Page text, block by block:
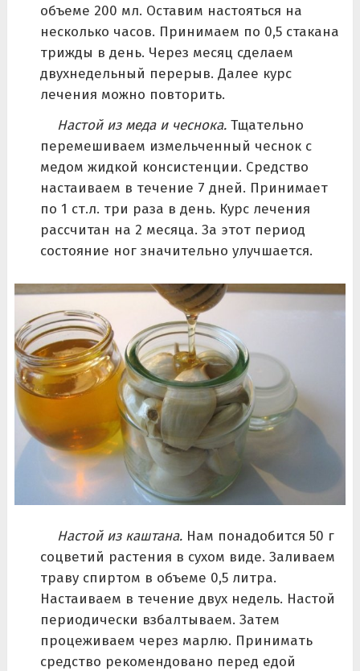
объеме 200 мл. Оставим настояться на
несколько часов. Принимаем по 0,5 стакана
трижды в день. Через месяц сделаем
двухнедельный перерыв. Далее курс
лечения можно повторить.
Настой из меда и чеснока. Тщательно
перемешиваем измельченный чеснок с
медом жидкой консистенции. Средство
настаиваем в течение 7 дней. Принимает
по 1 ст.л. три раза в день. Курс лечения
рассчитан на 2 месяца. За этот период
состояние ног значительно улучшается.
Настой из каштана. Нам понадобится 50 г
соцветий растения в сухом виде. Заливаем
траву спиртом в объеме 0,5 литра.
Настаиваем в течение двух недель. Настой
периодически взбалтываем. Затем
процеживаем через марлю. Принимать
средство рекомендовано перед едой